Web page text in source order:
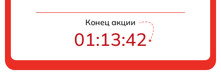
Конец акции
01:13:42